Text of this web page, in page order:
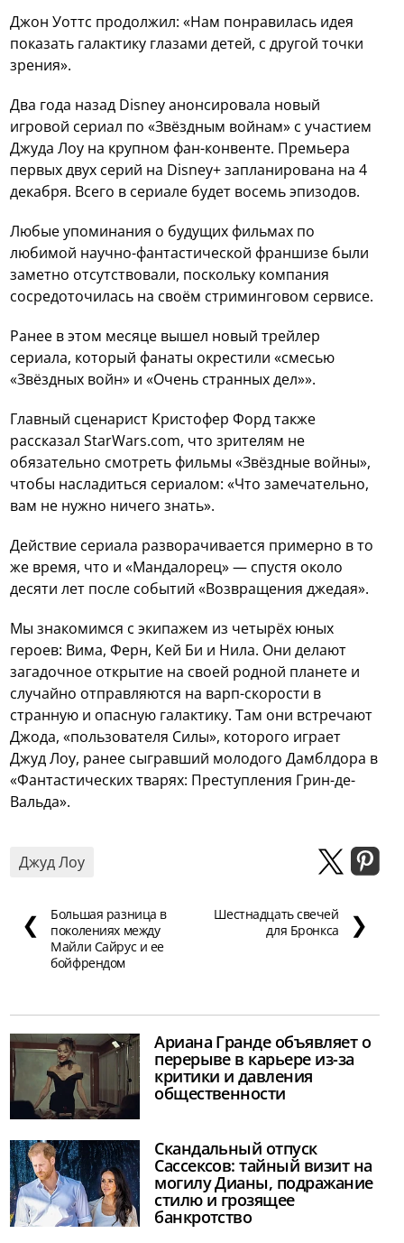
Джон Уоттс продолжил: «Нам понравилась идея
показать галактику глазами детей, с другой точки
зрения».
Два года назад Disney анонсировала новый
игровой сериал по «Звёздным войнам» с участием
Джуда Лоу на крупном фан-конвенте. Премьера
первых двух серий на Disney+ запланирована на 4
декабря. Всего в сериале будет восемь эпизодов.
Любые упоминания о будущих фильмах по
любимой научно-фантастической франшизе были
заметно отсутствовали, поскольку компания
сосредоточилась на своём стриминговом сервисе.
Ранее в этом месяце вышел новый трейлер
сериала, который фанаты окрестили «смесью
«Звёздных войн» и «Очень странных дел»».
Главный сценарист Кристофер Форд также
рассказал StarWars.com, что зрителям не
обязательно смотреть фильмы «Звёздные войны»,
чтобы насладиться сериалом: «Что замечательно,
вам не нужно ничего знать».
Действие сериала разворачивается примерно в то
же время, что и «Мандалорец» — спустя около
десяти лет после событий «Возвращения джедая».
Мы знакомимся с экипажем из четырёх юных
героев: Вима, Ферн, Кей Би и Нила. Они делают
загадочное открытие на своей родной планете и
случайно отправляются на варп-скорости в
странную и опасную галактику. Там они встречают
Джода, «пользователя Силы», которого играет
Джуд Лоу, ранее сыгравший молодого Дамблдора в
«Фантастических тварях: Преступления Грин-де-
Вальда».
Джуд Лоу
❮
Большая разница в
поколениях между
Майли Сайрус и ее
бойфрендом
Шестнадцать свечей
для Бронкса
❯
Ариана Гранде объявляет о
перерыве в карьере из-за
критики и давления
общественности
Скандальный отпуск
Сассексов: тайный визит на
могилу Дианы, подражание
стилю и грозящее
банкротство